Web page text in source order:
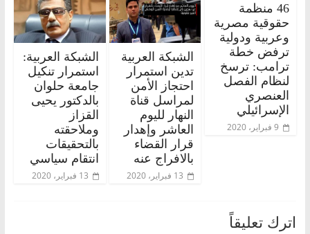
46 منظمة
حقوقية مصرية
وعربية ودولية
ترفض خطة
ترامب: ترسخ
لنظام الفصل
العنصري
الإسرائيلي
9 فبراير، 2020
الشبكة العربية
تدين استمرار
احتجاز الأمن
لمراسل قناة
النهار لليوم
العاشر وإهدار
قرار القضاء
بالافراج عنه
13 فبراير، 2020
الشبكة العربية:
استمرار تنكيل
جامعة حلوان
بالدكتور يحيى
القزاز
وملاحقته
بالتحقيقات
انتقام سياسي
13 فبراير، 2020
اترك تعليقاً